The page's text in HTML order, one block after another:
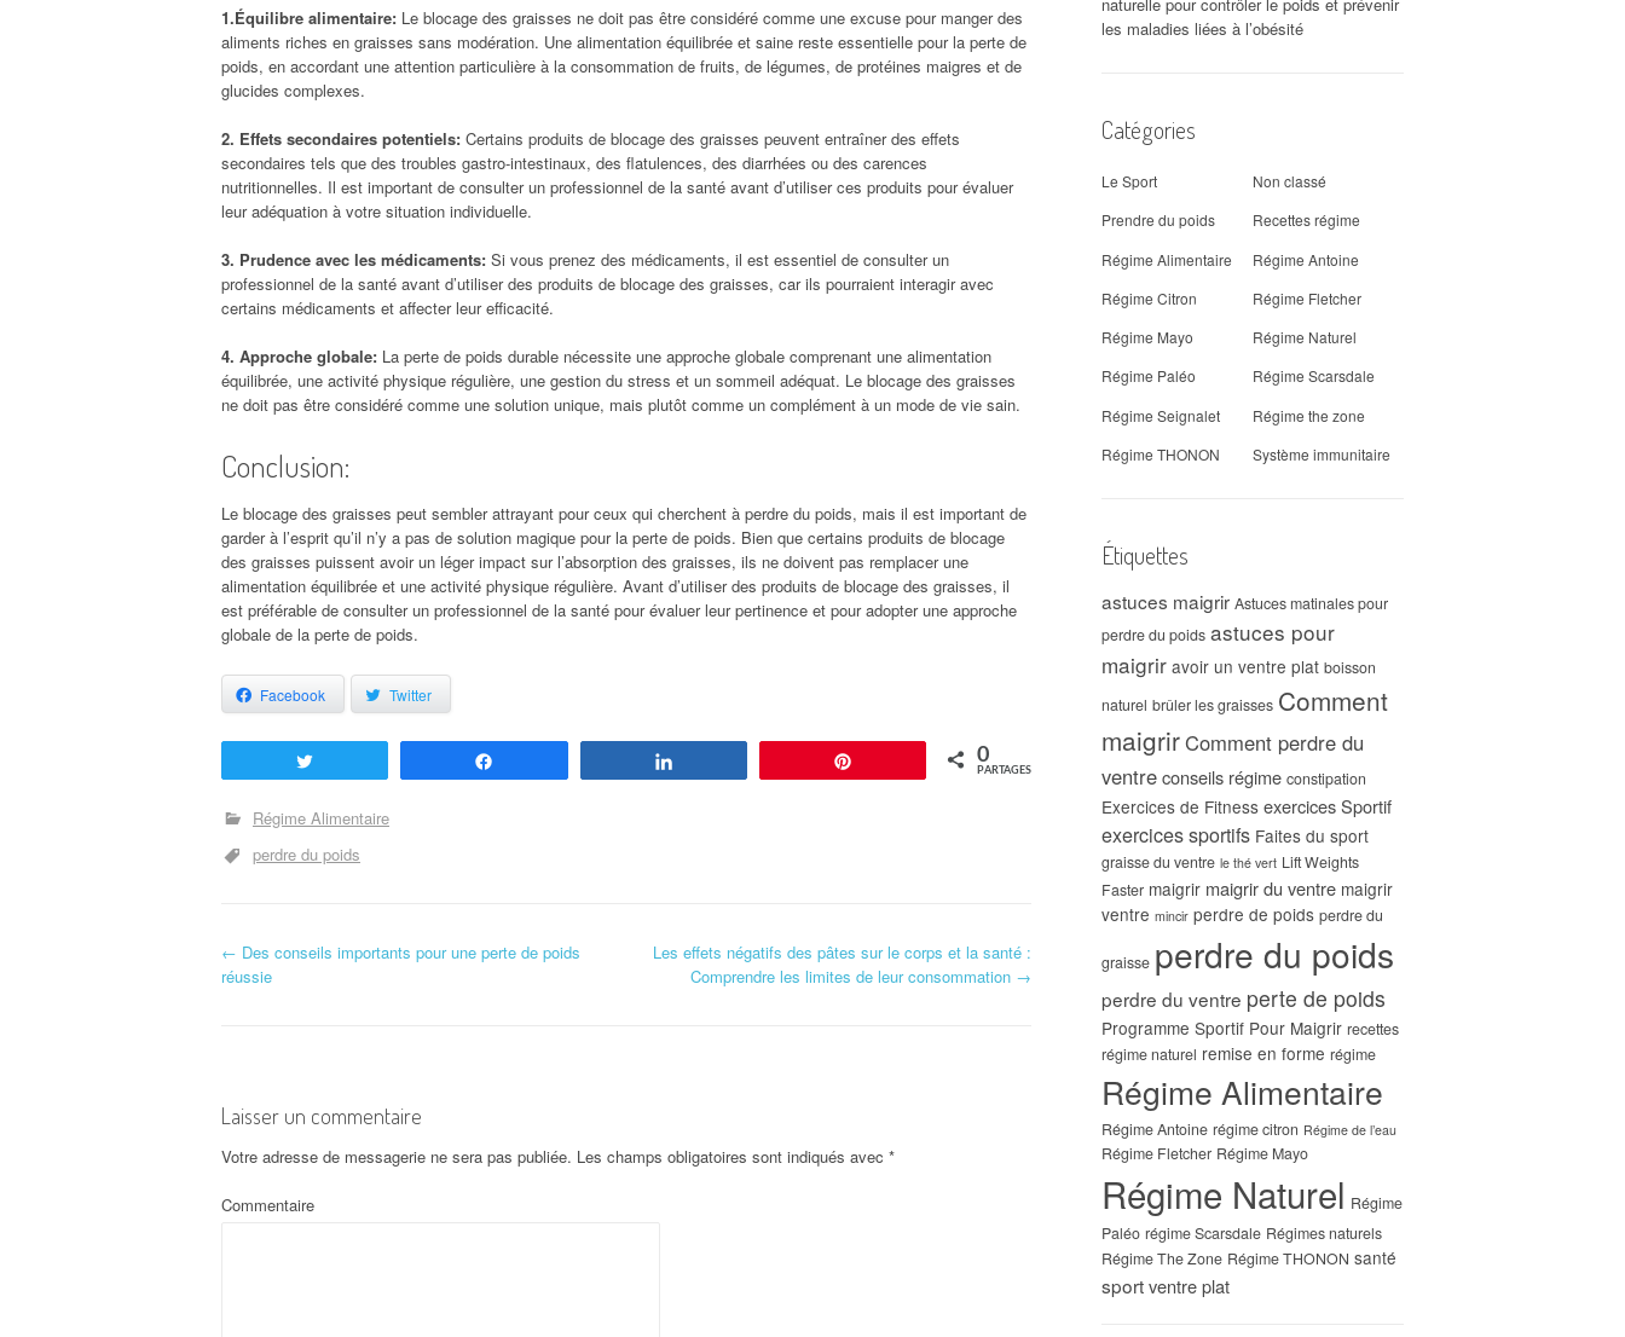
1.Équilibre alimentaire: Le blocage des graisses ne doit pas être considéré comme une excuse pour manger des
aliments riches en graisses sans modération. Une alimentation équilibrée et saine reste essentielle pour la perte de
poids, en accordant une attention particulière à la consommation de fruits, de légumes, de protéines maigres et de
glucides complexes.
2. Effets secondaires potentiels: Certains produits de blocage des graisses peuvent entraîner des effets
secondaires tels que des troubles gastro-intestinaux, des flatulences, des diarrhées ou des carences
nutritionnelles. Il est important de consulter un professionnel de la santé avant d’utiliser ces produits pour évaluer
leur adéquation à votre situation individuelle.
3. Prudence avec les médicaments: Si vous prenez des médicaments, il est essentiel de consulter un
professionnel de la santé avant d’utiliser des produits de blocage des graisses, car ils pourraient interagir avec
certains médicaments et affecter leur efficacité.
4. Approche globale: La perte de poids durable nécessite une approche globale comprenant une alimentation
équilibrée, une activité physique régulière, une gestion du stress et un sommeil adéquat. Le blocage des graisses
ne doit pas être considéré comme une solution unique, mais plutôt comme un complément à un mode de vie sain.
Conclusion:
Le blocage des graisses peut sembler attrayant pour ceux qui cherchent à perdre du poids, mais il est important de
garder à l’esprit qu’il n’y a pas de solution magique pour la perte de poids. Bien que certains produits de blocage
des graisses puissent avoir un léger impact sur l’absorption des graisses, ils ne doivent pas remplacer une
alimentation équilibrée et une activité physique régulière. Avant d’utiliser des produits de blocage des graisses, il
est préférable de consulter un professionnel de la santé pour évaluer leur pertinence et pour adopter une approche
globale de la perte de poids.
Facebook Twitter
0
PARTAGES
Régime Alimentaire
perdre du poids
Navigation d'article
← Des conseils importants pour une perte de poids
réussie
Les effets négatifs des pâtes sur le corps et la santé :
Comprendre les limites de leur consommation →
Laisser un commentaire
Votre adresse de messagerie ne sera pas publiée. Les champs obligatoires sont indiqués avec *
Commentaire
les maladies liées à l’obésité
Catégories
Le Sport
Non classé
Prendre du poids
Recettes régime
Régime Alimentaire
Régime Antoine
Régime Citron
Régime Fletcher
Régime Mayo
Régime Naturel
Régime Paléo
Régime Scarsdale
Régime Seignalet
Régime the zone
Régime THONON
Système immunitaire
Étiquettes
astuces maigrir Astuces matinales pour
perdre du poids astuces pour
maigrir avoir un ventre plat boisson
naturel brûler les graisses Comment
maigrirComment perdre du
ventreconseils régime constipation
Exercices de Fitness exercices Sportif
exercices sportifs Faites du sport
graisse du ventre le thé vert Lift Weights
Faster maigrir maigrir du ventre maigrir
ventre mincir perdre de poids perdre du
graisse perdre du poids
perdre du ventre perte de poids
Programme Sportif Pour Maigrir recettes
régime naturel remise en forme régime
Régime Alimentaire
Régime Antoine régime citron Régime de l’eau
Régime Fletcher Régime Mayo
Régime Naturel Régime
Paléo régime Scarsdale Régimes naturels
Régime The Zone Régime THONON santé
sportventre plat